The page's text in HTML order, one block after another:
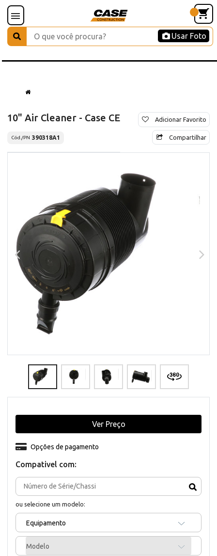
Usar Foto
10" Air Cleaner - Case CE
Cód./PN 390318A1
Adicionar Favorito
Compartilhar
Compativel com:
ou selecione um modelo:
Equipamento
Modelo
Opções de pagamento
Ver Preço